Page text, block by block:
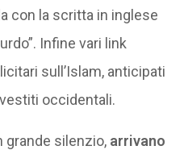
con la scritta in inglese
Infine vari link
sull’Islam, anticipati
occidentali.
grande silenzio, arrivano